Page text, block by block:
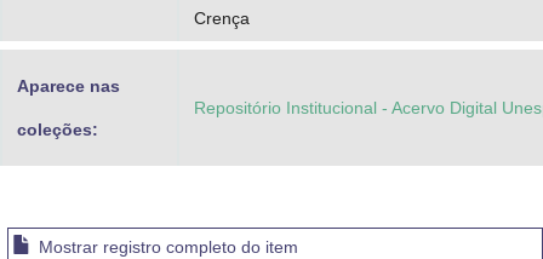
Crença
Aparece nas
coleções:
Repositório Institucional - Acervo Digital
Mostrar registro completo do item